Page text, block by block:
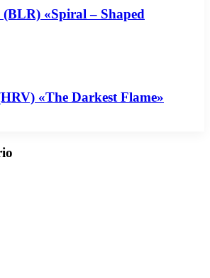
«Spiral – Shaped
«The Darkest Flame»